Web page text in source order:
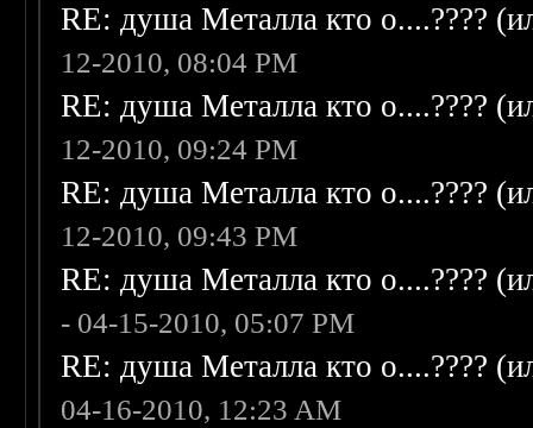
RE: душа Металла кто о....????
12-2010, 08:04 PM
RE: душа Металла кто о....????
12-2010, 09:24 PM
RE: душа Металла кто о....????
12-2010, 09:43 PM
RE: душа Металла кто о....????
- 04-15-2010, 05:07 PM
RE: душа Металла кто о....????
04-16-2010, 12:23 AM